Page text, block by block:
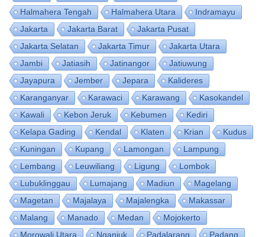
Halmahera Tengah
Halmahera Utara
Indramayu
Jakarta
Jakarta Barat
Jakarta Pusat
Jakarta Selatan
Jakarta Timur
Jakarta Utara
Jambi
Jatiasih Jatinangor
Jatiuwung
Jayapura
Jember Jepara
Kalideres
Karanganyar
Karawaci Karawang
Kasokandel
Kawali
Kebon Jeruk Kebumen
Kediri
Kelapa Gading
Kendal Klaten Krian
Kudus
Kuningan
Kupang Lamongan
Lampung
Lembang
Leuwiliang Ligung
Lombok
Lubuklinggau
Lumajang Madiun
Magelang
Magetan
Majalaya Majalengka
Makassar
Malang
Manado Medan
Mojokerto
Morowali Utara
Nganjuk Padalarang
Padang